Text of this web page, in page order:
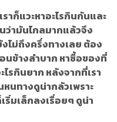
ก็แวะหาอะไรกินกันและ
ว่ามันไกลมากแล้วจึง
ไม่ถึงครึ่งทางเลย ต้อง
นข้างลำบาก หาซื้อของที่
ไรกินยาก หลังจากที่เรา
นทางดูน่ากลัวเพราะ
ริ่มเล็กลงเรื่อยๆ ดูน่า